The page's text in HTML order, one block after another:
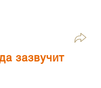
зазвучит